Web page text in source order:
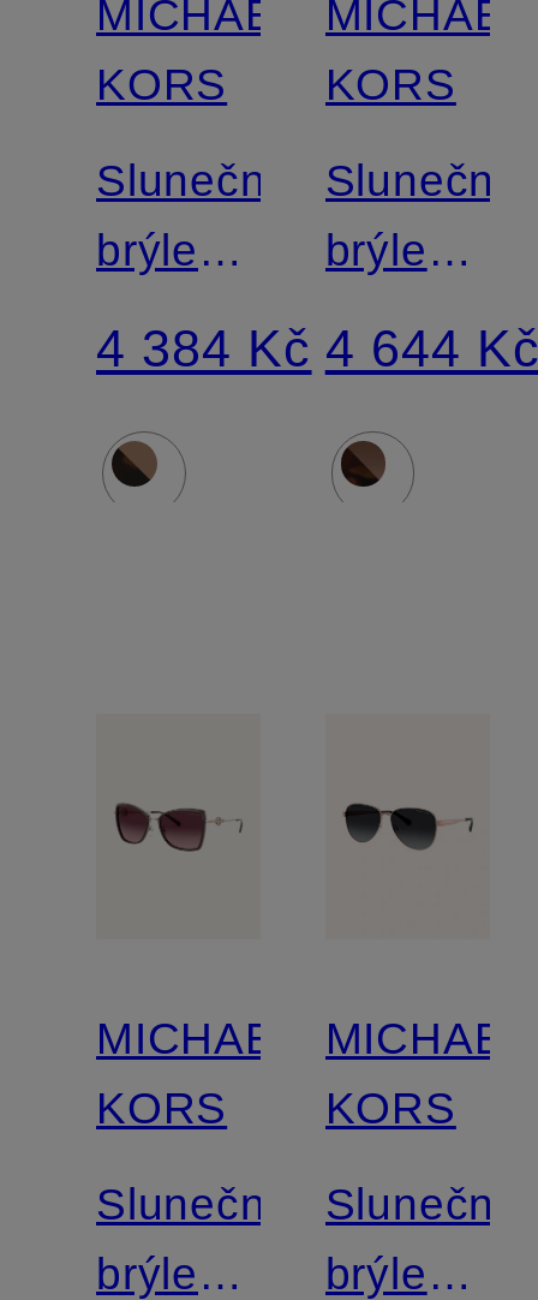
MICHAEL
KORS
Sluneční
brýle
MK-
2170U
KARLIE
4 384 Kč
MICHAEL
KORS
Sluneční
brýle
MK2241U
4 644
MICHAEL
KORS
Sluneční
brýle
MICHAEL
KORS
Sluneční
brýle